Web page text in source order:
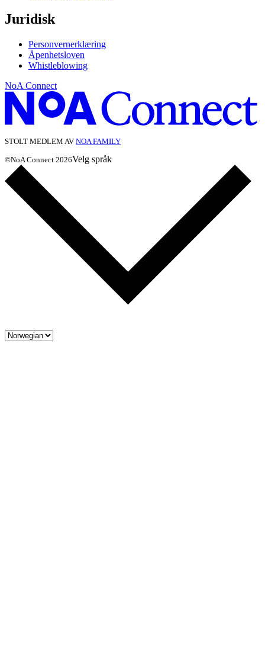
Juridisk
Personvernerklæring
Åpenhetsloven
Whistleblowing
NoA Connect
STOLT MEDLEM AV NOA FAMILY
©NoA Connect 2026Velg språk